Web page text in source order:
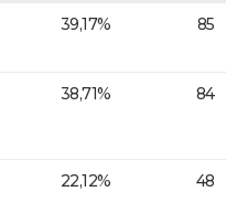
39,17% 85
38,71% 84
22,12% 48